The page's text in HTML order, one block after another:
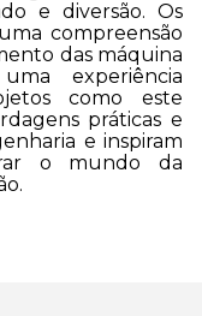
e diversão. Os
compreensão
das máquina
experiência
como este
práticas e
e inspiram
o mundo da